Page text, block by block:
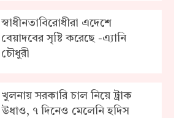
স্বাধীনতাবিরোধীরা এদেশে
বেয়াদবের সৃষ্টি করেছে -এ্যানি
চৌধুরী
খুলনায় সরকা‌রি চাল নিয়ে ট্রাক
উধাও, ৭ দিনেও মেলে‌নি হ‌দিস